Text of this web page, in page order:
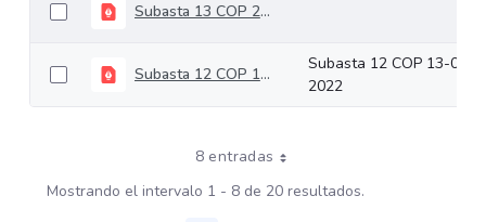
Subasta 13 COP 27-07-2022
Subasta 12 COP 13-07-2022
Subasta 12 COP 13-07-
2022
8 entradas
Mostrando el intervalo 1 - 8 de 20 resultados.